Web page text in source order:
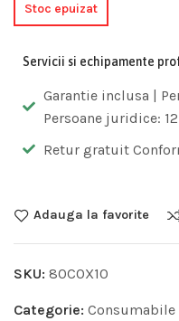
Stoc epuizat
Servicii si echipamente
Garantie inclusa |
Persoane juridice:
Retur gratuit
Adauga la favorite
SKU: 80C0X10
Categorie: